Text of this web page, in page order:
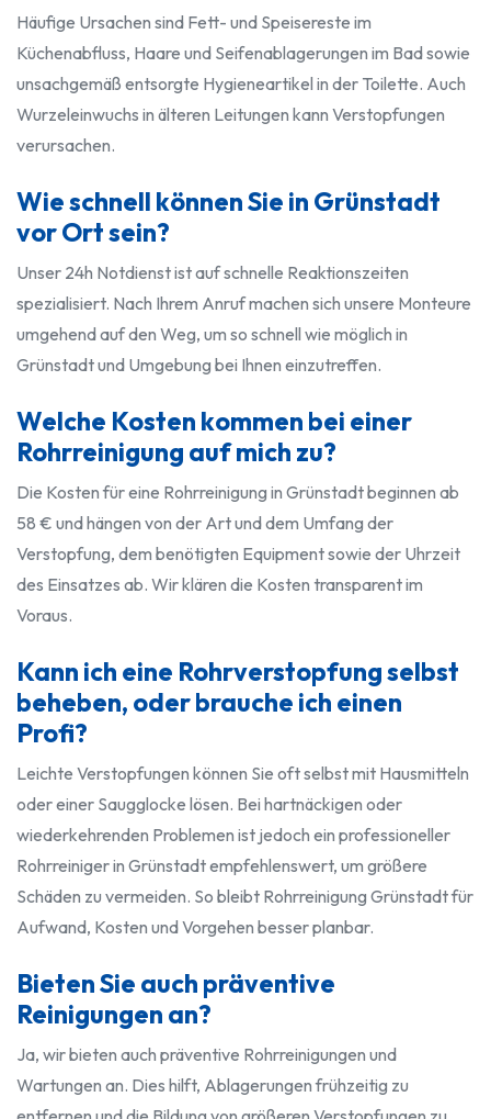
Häufige Ursachen sind Fett- und Speisereste im
Küchenabfluss, Haare und Seifenablagerungen im Bad sowie
unsachgemäß entsorgte Hygieneartikel in der Toilette. Auch
Wurzeleinwuchs in älteren Leitungen kann Verstopfungen
verursachen.
Wie schnell können Sie in Grünstadt
vor Ort sein?
Unser 24h Notdienst ist auf schnelle Reaktionszeiten
spezialisiert. Nach Ihrem Anruf machen sich unsere Monteure
umgehend auf den Weg, um so schnell wie möglich in
Grünstadt und Umgebung bei Ihnen einzutreffen.
Welche Kosten kommen bei einer
Rohrreinigung auf mich zu?
Die Kosten für eine Rohrreinigung in Grünstadt beginnen ab
58 € und hängen von der Art und dem Umfang der
Verstopfung, dem benötigten Equipment sowie der Uhrzeit
des Einsatzes ab. Wir klären die Kosten transparent im
Voraus.
Kann ich eine Rohrverstopfung selbst
beheben, oder brauche ich einen
Profi?
Leichte Verstopfungen können Sie oft selbst mit Hausmitteln
oder einer Saugglocke lösen. Bei hartnäckigen oder
wiederkehrenden Problemen ist jedoch ein professioneller
Rohrreiniger in Grünstadt empfehlenswert, um größere
Schäden zu vermeiden. So bleibt Rohrreinigung Grünstadt für
Aufwand, Kosten und Vorgehen besser planbar.
Bieten Sie auch präventive
Reinigungen an?
Ja, wir bieten auch präventive Rohrreinigungen und
Wartungen an. Dies hilft, Ablagerungen frühzeitig zu